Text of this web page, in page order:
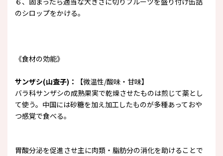
のシロップをかける。
《食材の効能》
サンザシ(山査子)：
【微温性/酸味・甘味】
バラ科サンザシの成熟果実で乾燥させたものは煎じて薬とし
て使う。中国には砂糖を加え加工したものが多種あっておや
つ感覚で食べる。
胃酸分泌を促進させ主に肉類・脂肪分の消化を助けることで